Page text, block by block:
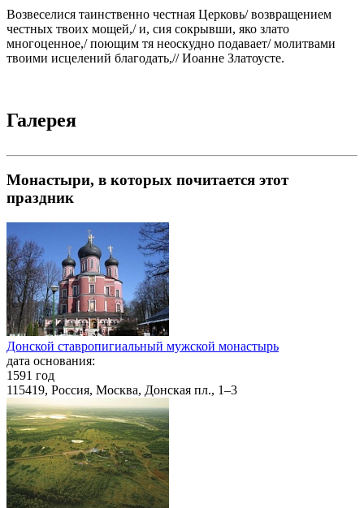
Возвеселися таинственно честная Церковь/ возвращением
честных твоих мощей,/ и, сия сокрывши, яко злато
многоценное,/ поющим тя неоскудно подавает/ молитвами
твоими исцелений благодать,// Иоанне Златоусте.
Галерея
Монастыри, в которых почитается этот
праздник
Донской ставропигиальный мужской монастырь
дата основания:
1591 год
115419, Россия, Москва, Донская пл., 1–3